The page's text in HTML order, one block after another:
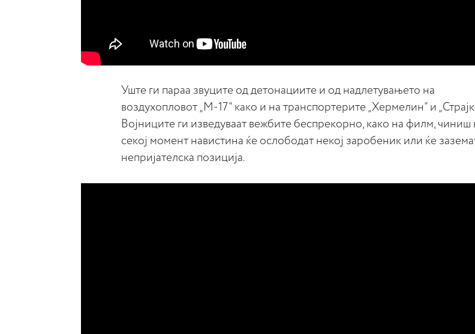
Уште ги параа звуците од детонациите и од надлетувањето на
воздухопловот „М-17“ како и на транспортерите „Хермелин“ и
Војниците ги изведуваат вежбите беспрекорно, како на филм, чиниш
секој момент навистина ќе ослободат некој заробеник или ќе
непријателска позиција.